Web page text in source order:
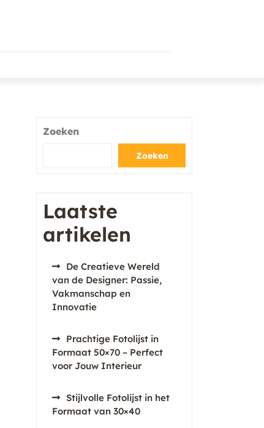
Zoeken
Zoeken
Laatste
artikelen
De Creatieve Wereld
van de Designer: Passie,
Vakmanschap en
Innovatie
Prachtige Fotolijst in
Formaat 50×70 – Perfect
voor Jouw Interieur
Stijlvolle Fotolijst in het
Formaat van 30×40